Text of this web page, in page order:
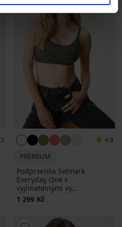
5
4,9
PREMIUM
Podprsenka Selmark
Everyday One s
vyjímatelnými vy...
1 299 Kč